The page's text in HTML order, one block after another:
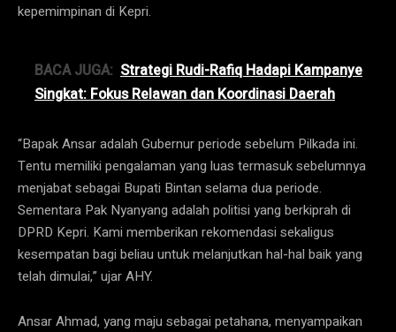
kepemimpinan di Kepri.
BACA JUGA: Strategi Rudi-Rafiq Hadapi Kampanye
Singkat: Fokus Relawan dan Koordinasi Daerah
“Bapak Ansar adalah Gubernur periode sebelum Pilkada ini.
Tentu memiliki pengalaman yang luas termasuk sebelumnya
menjabat sebagai Bupati Bintan selama dua periode.
Sementara Pak Nyanyang adalah politisi yang berkiprah di
DPRD Kepri. Kami memberikan rekomendasi sekaligus
kesempatan bagi beliau untuk melanjutkan hal-hal baik yang
telah dimulai,” ujar AHY.
Ansar Ahmad, yang maju sebagai petahana, menyampaikan